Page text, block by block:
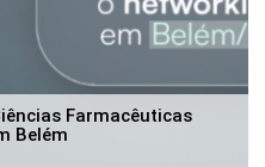
Farmacêuticas
Belém